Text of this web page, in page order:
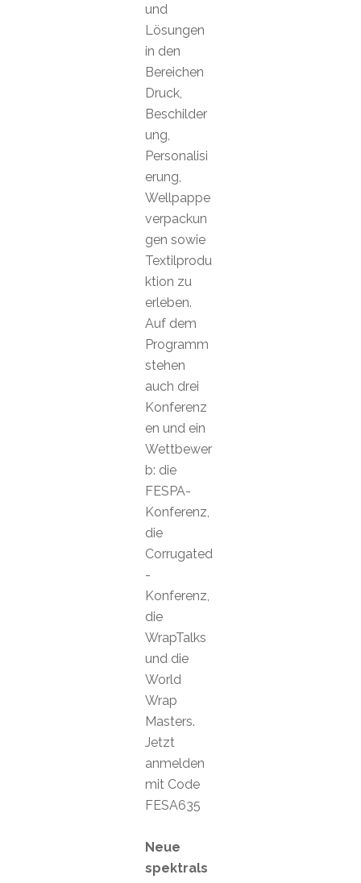
und
Lösungen
in den
Bereichen
Druck,
Beschilder
ung,
Personalisi
erung,
Wellpappe
verpackun
gen sowie
Textilprodu
ktion zu
erleben.
Auf dem
Programm
stehen
auch drei
Konferenz
en und ein
Wettbewer
b: die
FESPA-
Konferenz,
die
Corrugated
-
Konferenz,
die
WrapTalks
und die
World
Wrap
Masters.
Jetzt
anmelden
mit Code
FESA635
Neue
spektrals